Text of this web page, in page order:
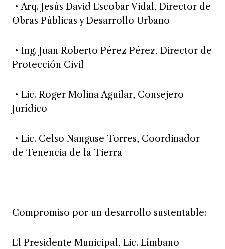
• Arq. Jesús David Escobar Vidal, Director de
Obras Públicas y Desarrollo Urbano
• Ing. Juan Roberto Pérez Pérez, Director de
Protección Civil
• Lic. Roger Molina Aguilar, Consejero
Jurídico
• Lic. Celso Nanguse Torres, Coordinador
de Tenencia de la Tierra
Compromiso por un desarrollo sustentable:
El Presidente Municipal, Lic. Límbano